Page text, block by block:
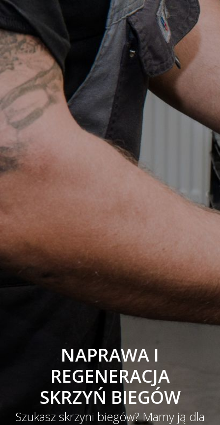
NAPRAWA I
REGENERACJA
SKRZYŃ BIEGÓW
Szukasz skrzyni biegów? Mamy ją dla